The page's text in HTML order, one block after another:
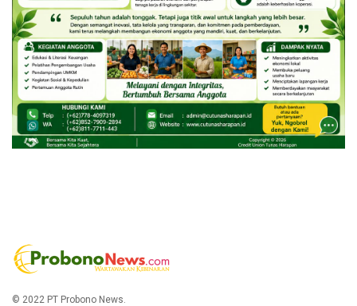
© 2022 PT Probono News.